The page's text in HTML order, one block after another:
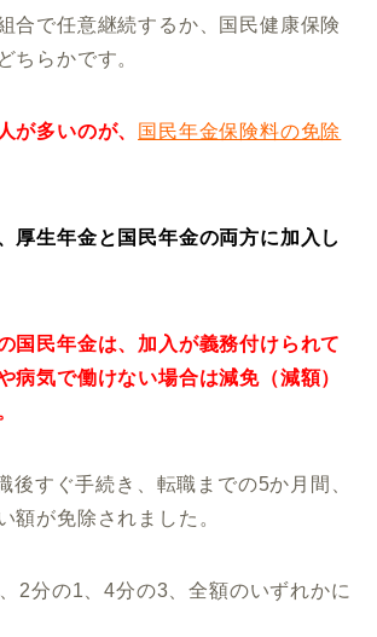
合で任意継続するか、国民健康保険
ちらかです。
が多いのが、
国民年金保険料の免除
厚生年金と国民年金の両方に加入し
国民年金は、加入が義務付けられて
病気で働けない場合は減免（減額）
後すぐ手続き、転職までの5か月間、
額が免除されました。
2分の1、4分の3、全額のいずれかに